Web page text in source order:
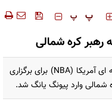
‍‍‍ پ پ
تیمی متشکل از ستارگان سابق بسکتبال حرفه ای آمریکا (NBA) برای برگزاری
شمالی وارد پیونگ یانگ شد.